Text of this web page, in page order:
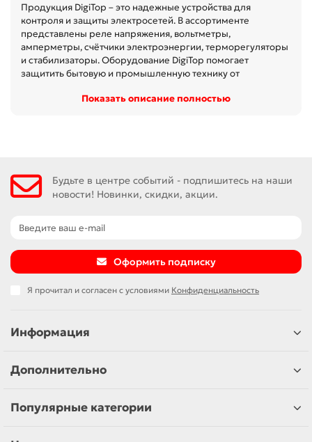
Продукция DigiTop – это надежные устройства для
контроля и защиты электросетей. В ассортименте
представлены реле напряжения, вольтметры,
амперметры, счётчики электроэнергии, терморегуляторы
и стабилизаторы. Оборудование DigiTop помогает
защитить бытовую и промышленную технику от
и обеспечить безопасность электросети. Устройства
Показать описание полностью
Показать описание полностью
Будьте в центре событий - подпишитесь на наши
новости! Новинки, скидки, акции.
Оформить подписку
Я прочитал и согласен с условиями Конфиденциальность
Информация
Дополнительно
Популярные категории